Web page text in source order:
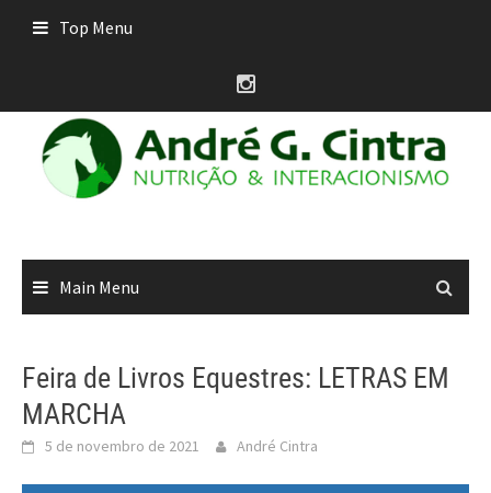
Top Menu
Main Menu
Feira de Livros Equestres: LETRAS EM
MARCHA
5 de novembro de 2021 André Cintra